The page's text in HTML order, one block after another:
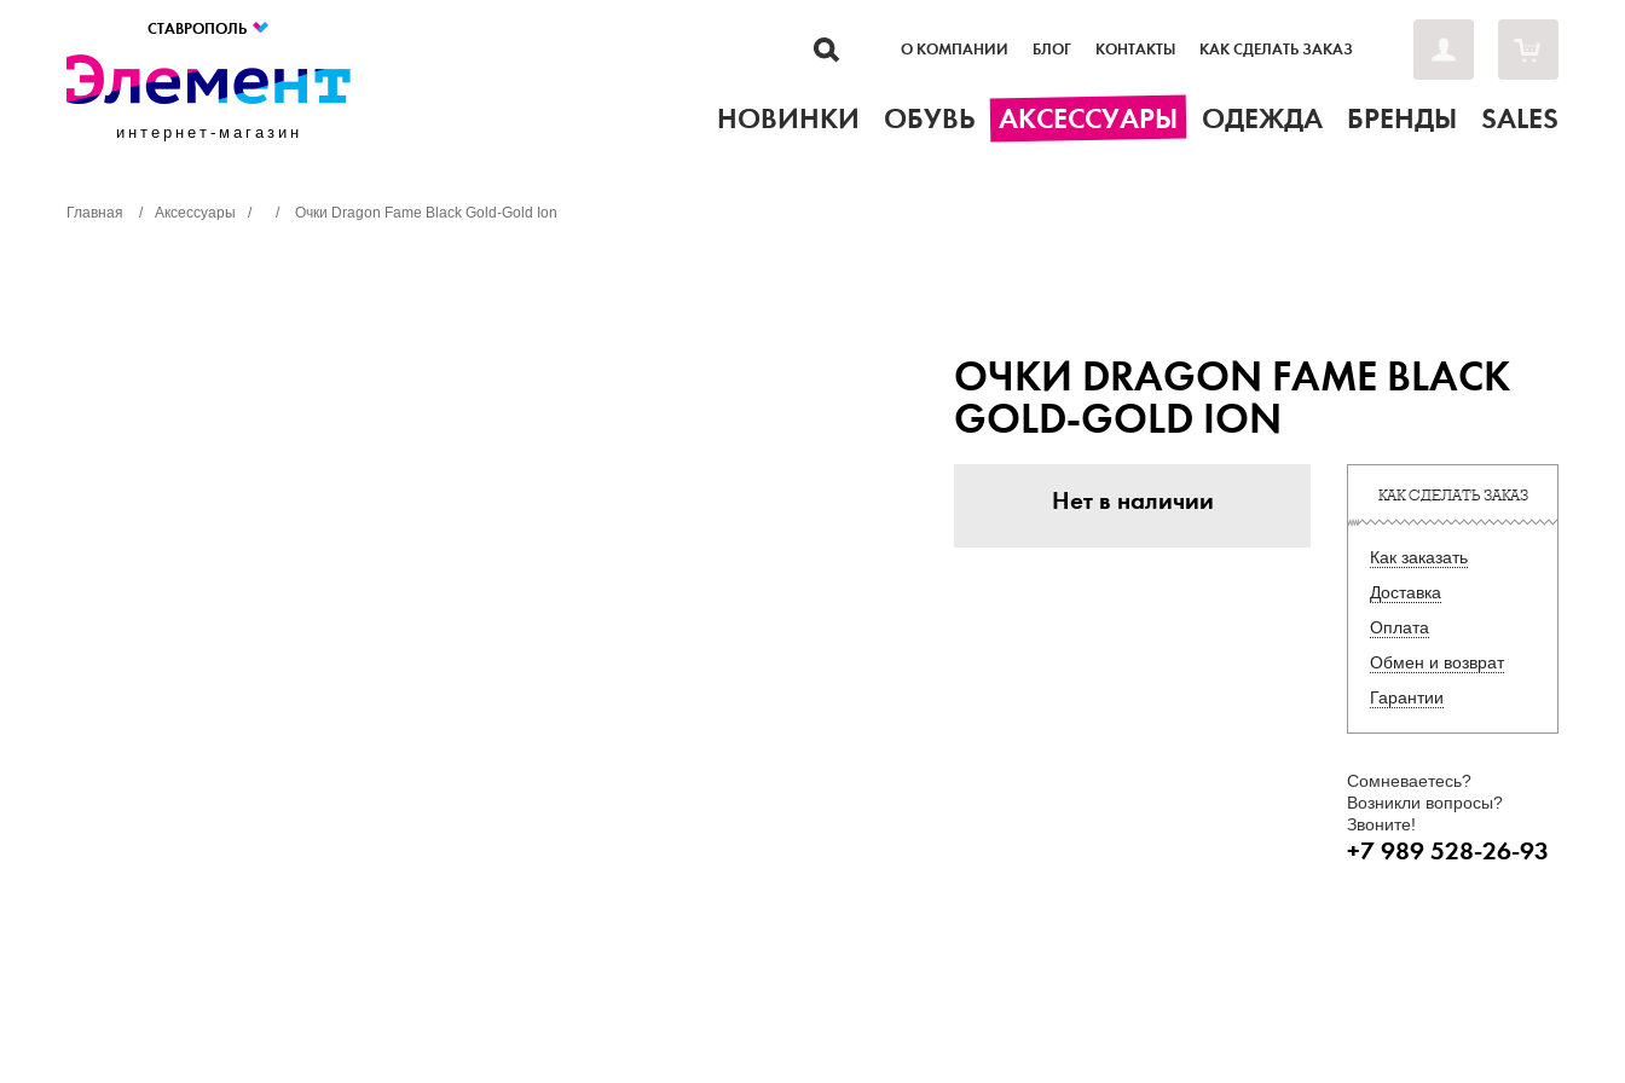
СТАВРОПОЛЬ
интернет-магазин
О КОМПАНИИ БЛОГ КОНТАКТЫ КАК СДЕЛАТЬ ЗАКАЗ
НОВИНКИ ОБУВЬ АКСЕССУАРЫ ОДЕЖДА БРЕНДЫ SALES
Главная / Аксессуары / / Очки Dragon Fame Black Gold-Gold Ion
ОЧКИ DRAGON FAME BLACK
GOLD-GOLD ION
Нет в наличии КАК СДЕЛАТЬ ЗАКАЗ
Как заказать
Доставка
Оплата
Обмен и возврат
Гарантии
Сомневаетесь?
Возникли вопросы?
Звоните!
+7 989 528-26-93